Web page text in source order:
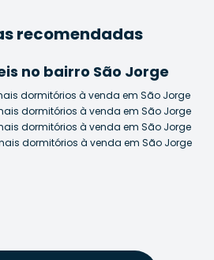
recomendadas
no bairro São Jorge
dormitórios à venda em São Jorge
dormitórios à venda em São Jorge
dormitórios à venda em São Jorge
dormitórios à venda em São Jorge